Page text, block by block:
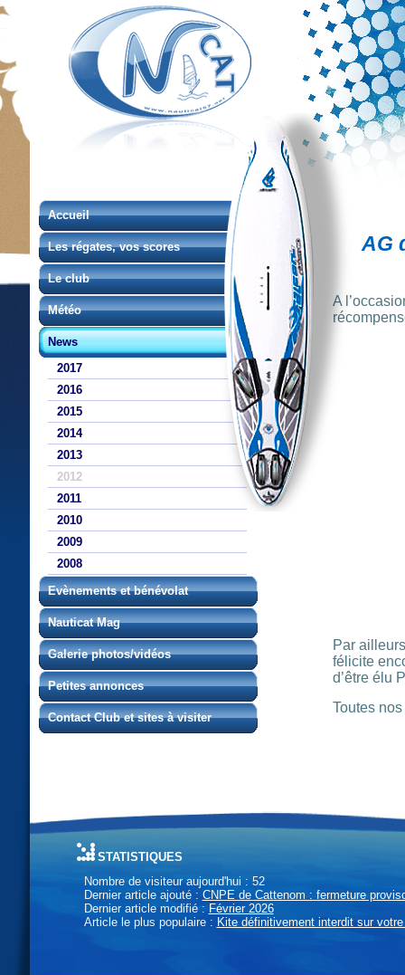
Accueil
Les régates, vos scores
Le club
Météo
News
2017
2016
2015
2014
2013
2012
2011
2010
2009
2008
Evènements et bénévolat
Nauticat Mag
Galerie photos/vidéos
Petites annonces
Contact Club et sites à visiter
AG
A
Par
félicite
d’être élu
Toutes
statistiques
Nombre de visiteur aujourd'hui : 52
Dernier article ajouté : CNPE de Cattenom : fermeture
Dernier article modifié : Février 2026
Article le plus populaire : Kite définitivement interdit sur